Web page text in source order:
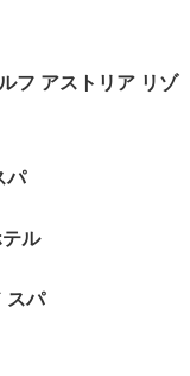
フ アストリア リゾ
パ
ル
スパ